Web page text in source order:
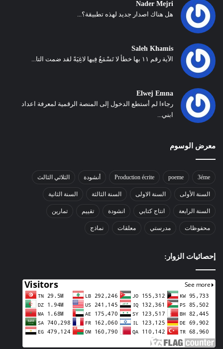
Nader Mejri
هل هناك اصدار جديد لهذه تطبيقة؟...
Saleh Khamis
الآية رقم ١١ بها خطأ لا تَسْمَعُ فِيها لاغِيَةً لقد ضمت التا...
Elwej Emna
رجاءا لم أستطع الدخول إلى المنصة الرقمية لمعرفة اعداد
ابني...
معرض الوسوم
3éme
poeme
Production écrite أنشودة الثلاثي الثالث
السنة الأولى السنة الاولى السنة الثالثة السنة الثانية
السنة الرابعة انتاج كتابي انشودة تقييم تمارين
محفوظات مدرستي معلقات نماذج
إحصائيات الزوار: